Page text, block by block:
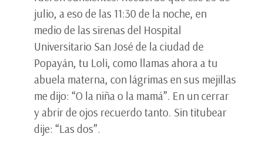
julio, a eso de las 11:30 de la noche, en
medio de las sirenas del Hospital
Universitario San José de la ciudad de
Popayán, tu Loli, como llamas ahora a tu
abuela materna, con lágrimas en sus mejillas
me dijo: “O la niña o la mamá”. En un cerrar
y abrir de ojos recuerdo tanto. Sin titubear
dije: “Las dos”.